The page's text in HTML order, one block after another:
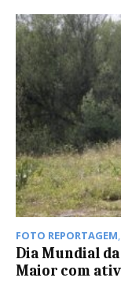
FOTO REPORTAGEM,
Dia Mundial
Maior com